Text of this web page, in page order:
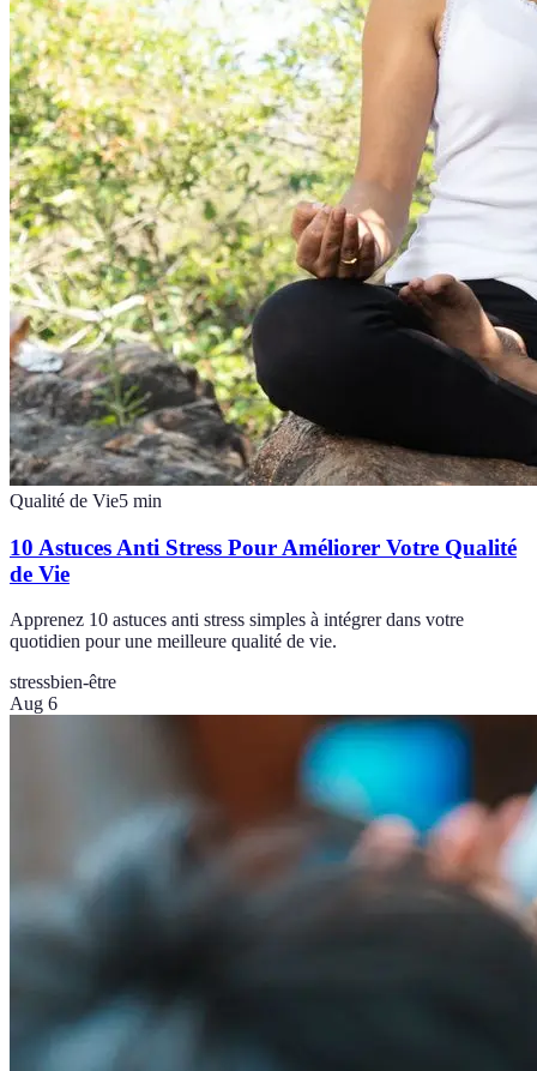
Qualité de Vie5 min
10 Astuces Anti Stress Pour Améliorer Votre Qualité
de Vie
Apprenez 10 astuces anti stress simples à intégrer dans votre
quotidien pour une meilleure qualité de vie.
stressbien-être
Aug 6